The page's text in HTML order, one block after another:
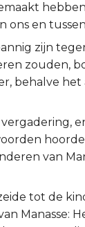
ons en
zijn
zouden,
behalve het
van
tot de
Manasse: